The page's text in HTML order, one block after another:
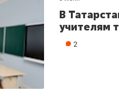
В
учителям
2